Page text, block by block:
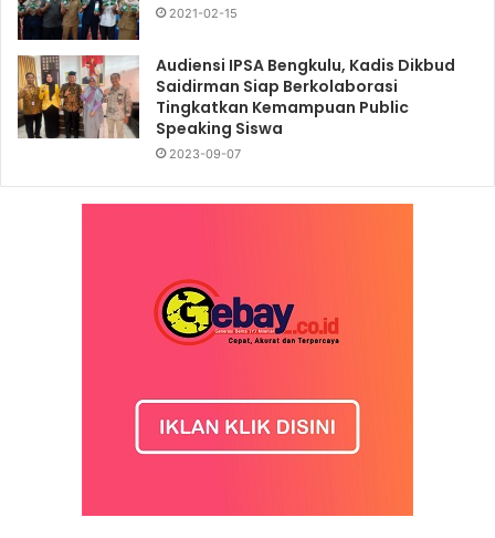
2021-02-15
Audiensi IPSA Bengkulu, Kadis Dikbud
Saidirman Siap Berkolaborasi
Tingkatkan Kemampuan Public
Speaking Siswa
2023-09-07